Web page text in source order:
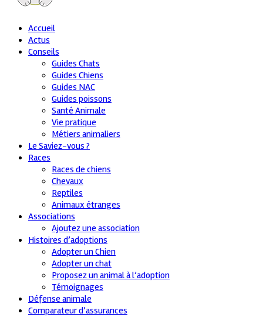
Accueil
Actus
Conseils
Guides Chats
Guides Chiens
Guides NAC
Guides poissons
Santé Animale
Vie pratique
Métiers animaliers
Le Saviez-vous ?
Races
Races de chiens
Chevaux
Reptiles
Animaux étranges
Associations
Ajoutez une association
Histoires d’adoptions
Adopter un Chien
Adopter un chat
Proposez un animal à l’adoption
Témoignages
Défense animale
Comparateur d’assurances